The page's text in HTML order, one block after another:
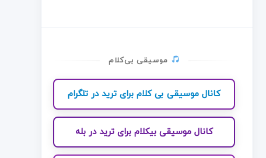
موسیقی بی‌کلام
کانال موسیقی بی کلام برای ترید در تلگرام
کانال موسیقی بیکلام برای ترید در بله